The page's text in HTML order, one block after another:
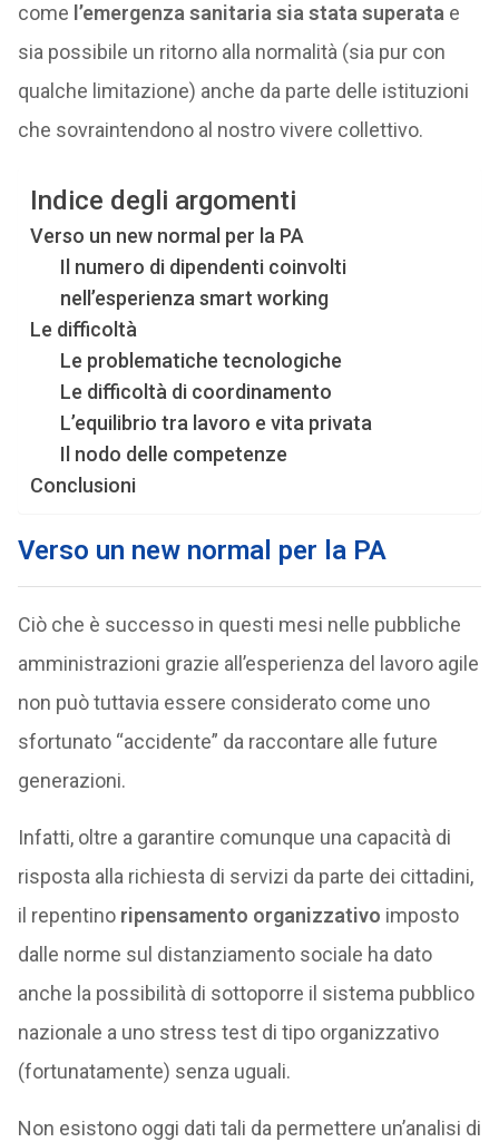
come l’emergenza sanitaria sia stata superata e
sia possibile un ritorno alla normalità (sia pur con
qualche limitazione) anche da parte delle istituzioni
che sovraintendono al nostro vivere collettivo.
Indice degli argomenti
Verso un new normal per la PA
Il numero di dipendenti coinvolti
nell’esperienza smart working
Le difficoltà
Le problematiche tecnologiche
Le difficoltà di coordinamento
L’equilibrio tra lavoro e vita privata
Il nodo delle competenze
Conclusioni
Verso un new normal per la PA
Ciò che è successo in questi mesi nelle pubbliche
amministrazioni grazie all’esperienza del lavoro agile
non può tuttavia essere considerato come uno
sfortunato “accidente” da raccontare alle future
generazioni.
Infatti, oltre a garantire comunque una capacità di
risposta alla richiesta di servizi da parte dei cittadini,
il repentino ripensamento organizzativo imposto
dalle norme sul distanziamento sociale ha dato
anche la possibilità di sottoporre il sistema pubblico
nazionale a uno stress test di tipo organizzativo
(fortunatamente) senza uguali.
Non esistono oggi dati tali da permettere un’analisi di